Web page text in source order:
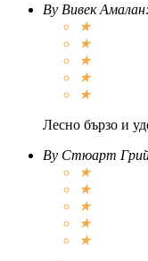
By Вивек Амалан:
★
★
★
★
★
Лесно бързо и
By Стюарт
★
★
★
★
★